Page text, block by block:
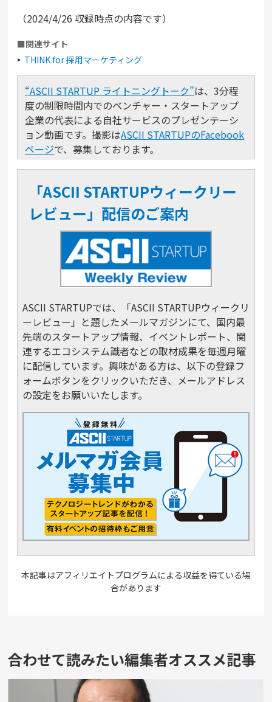
（2024/4/26 収録時点の内容です）
■関連サイト
THINK for 採用マーケティング
“ASCII STARTUP ライトニングトーク”は、3分程
度の制限時間内でのベンチャー・スタートアップ
企業の代表による自社サービスのプレゼンテーシ
ョン動画です。撮影はASCII STARTUPのFacebook
ページで、募集しております。
「ASCII STARTUPウィークリー
レビュー」配信のご案内
ASCII STARTUPでは、「ASCII STARTUPウィークリ
ーレビュー」と題したメールマガジンにて、国内最
先端のスタートアップ情報、イベントレポート、関
連するエコシステム識者などの取材成果を毎週月曜
に配信しています。興味がある方は、以下の登録フ
ォームボタンをクリックいただき、メールアドレス
の設定をお願いいたします。
本記事はアフィリエイトプログラムによる収益を得ている場
合があります
合わせて読みたい編集者オススメ記事